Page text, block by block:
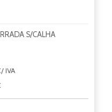
S/CALHA
IVA